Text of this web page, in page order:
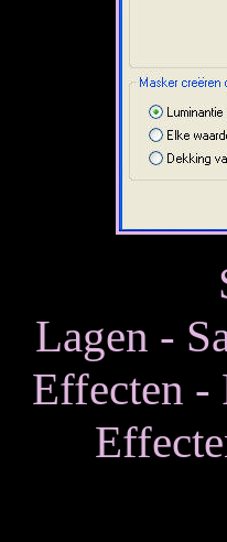
Lagen -
Effecten -